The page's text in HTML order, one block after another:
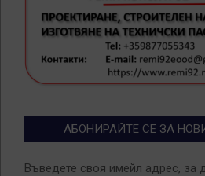
АБОНИРАЙТЕ СЕ ЗА
Въведете своя имейл адрес, за